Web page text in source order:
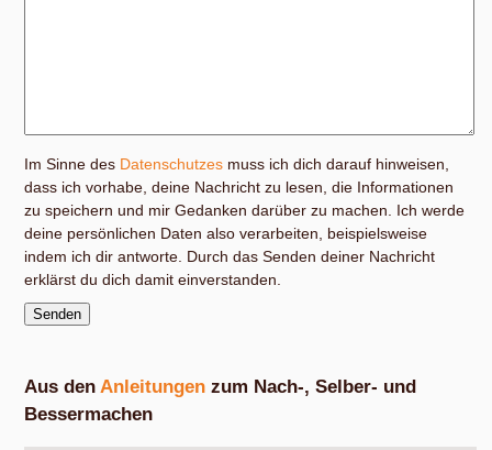
Im Sinne des Datenschutzes muss ich dich darauf hinweisen,
dass ich vorhabe, deine Nachricht zu lesen, die Informationen
zu speichern und mir Gedanken darüber zu machen. Ich werde
deine persönlichen Daten also verarbeiten, beispielsweise
indem ich dir antworte. Durch das Senden deiner Nachricht
erklärst du dich damit einverstanden.
Aus den Anleitungen zum Nach-, Selber- und
Bessermachen